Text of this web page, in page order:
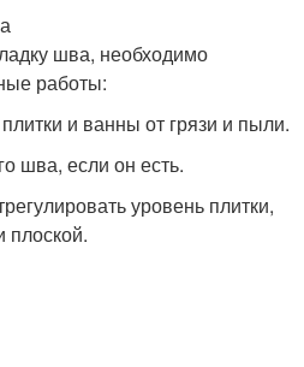
шва, необходимо
работы:
и ванны от грязи и пыли.
шва, если он есть.
уровень плитки,
плоской.